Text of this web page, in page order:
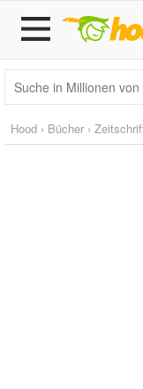
Hood › Bücher ›